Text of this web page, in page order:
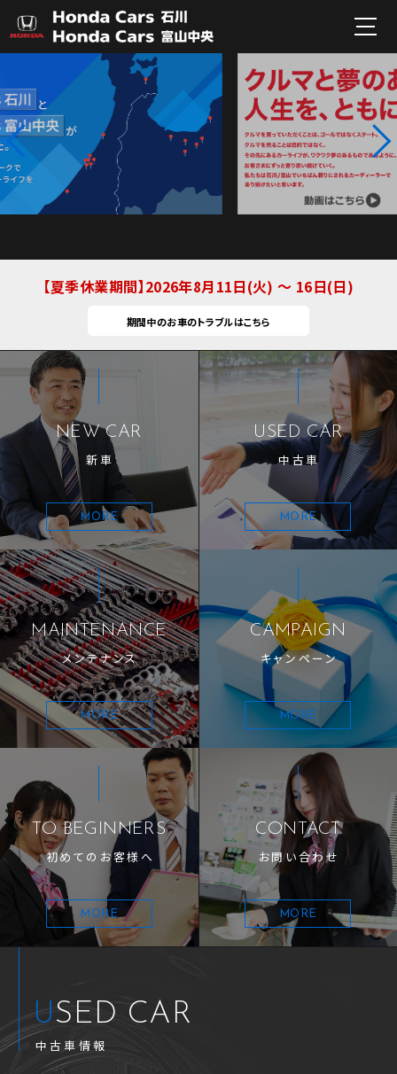
夏季休業期間 2026年8月11日(火) ～ 16日(日)
期間中のお車のトラブルはこちら
NEW CAR
新車
MORE
USED CAR
中古車
MORE
MAINTENANCE
メンテナンス
MORE
CAMPAIGN
キャンペーン
MORE
TO BEGINNERS
初めてのお客様へ
MORE
CONTACT
お問い合わせ
MORE
USED CAR
中古車情報